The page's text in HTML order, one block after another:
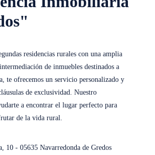
residencias rurales con una amplia
de inmuebles destinados a
te ofrecemos un servicio personalizado y
de exclusividad. Nuestro
a encontrar el lugar perfecto para
de la vida rural.
10 - 05635 Navarredonda de Gredos